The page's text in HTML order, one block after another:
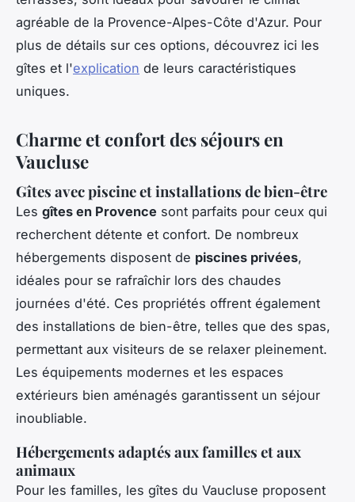
agréable de la Provence-Alpes-Côte d'Azur. Pour
plus de détails sur ces options, découvrez ici les
gîtes et l'explication de leurs caractéristiques
uniques.
Charme et confort des séjours en
Vaucluse
Gîtes avec piscine et installations de bien-être
Les gîtes en Provence sont parfaits pour ceux qui
recherchent détente et confort. De nombreux
hébergements disposent de piscines privées,
idéales pour se rafraîchir lors des chaudes
journées d'été. Ces propriétés offrent également
des installations de bien-être, telles que des spas,
permettant aux visiteurs de se relaxer pleinement.
Les équipements modernes et les espaces
extérieurs bien aménagés garantissent un séjour
inoubliable.
Hébergements adaptés aux familles et aux
animaux
Pour les familles, les gîtes du Vaucluse proposent